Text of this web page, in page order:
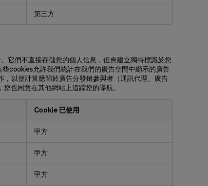
第三方
它們不直接存儲您的個人信息，但會建立獨特標識於您
cookies允許我們統計在我們的廣告空間中顯示的廣告
以便計算應歸於廣告分發鏈參與者（通訊代理、廣告
也同意在其他網站上追踪您的導航。
Cookie 已使用
甲方
甲方
甲方